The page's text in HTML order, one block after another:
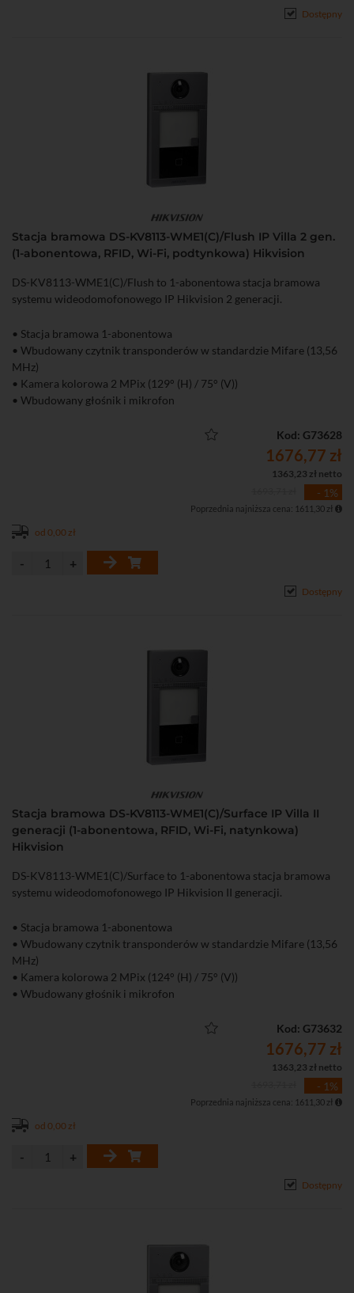
• Obsługa za pomocą iVMS-4200, przeglądarki, Hik-Connect
• Możliwość bezpośredniego dodania do chmury Hik-Connect
• Zasilanie DC 12 V lub PoE (802.3 af)
Dostępny
Stacja bramowa DS-KV8113-WME1(C)/Flush IP Villa 2 gen.
(1-abonentowa, RFID, Wi-Fi, podtynkowa) Hikvision
DS-KV8113-WME1(C)/Flush to 1-abonentowa stacja bramowa
systemu wideodomofonowego IP Hikvision 2 generacji.
• Stacja bramowa 1-abonentowa
• Wbudowany czytnik transponderów w standardzie Mifare (13,56
MHz)
• Kamera kolorowa 2 MPix (129° (H) / 75° (V))
• Wbudowany głośnik i mikrofon
• 2 wyjścia przekaźnikowe do sterowania (NO/NC)
• Wbudowany wizytownik z 1 przyciskiem i podświetleniem LED
• Montaż podtynkowy
• Możliwość dodania do 16 podrzędnych stacji bramowych w
trybie podstawowym
• Obsługa za pomocą iVMS-4200, przeglądarki, Hik-Connect
• Stopień ochrony: IP65, IK08
• Zasilanie DC 12V lub PoE (802.3 af)
Kod: G73628
1676,77 zł
1363,23 zł netto
- 1%
Poprzednia najniższa cena: 1611,30 zł
od 0,00 zł
Dostępny
Stacja bramowa DS-KV8113-WME1(C)/Surface IP Villa II
generacji (1-abonentowa, RFID, Wi-Fi, natynkowa)
Hikvision
DS-KV8113-WME1(C)/Surface to 1-abonentowa stacja bramowa
systemu wideodomofonowego IP Hikvision II generacji.
• Stacja bramowa 1-abonentowa
• Wbudowany czytnik transponderów w standardzie Mifare (13,56
MHz)
• Kamera kolorowa 2 MPix (124° (H) / 75° (V))
• Wbudowany głośnik i mikrofon
• 2 wyjścia przekaźnikowe do sterowania (NO/NC)
• Wbudowany wizytownik z 1 przyciskiem i podświetleniem LED
• Montaż natynkowy
• Możliwość dodania do 16 podrzędnych stacji bramowych w
trybie podstawowym
• Obsługa za pomocą iVMS-4200, przeglądarki, Hik-Connect
• Stopień ochrony: IP65, IK08
• Zasilanie DC 12 V lub PoE (802.3 af)
Kod: G73632
1676,77 zł
1363,23 zł netto
- 1%
Poprzednia najniższa cena: 1611,30 zł
od 0,00 zł
Dostępny